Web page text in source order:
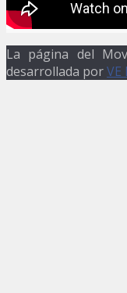
La página del
desarrollada por